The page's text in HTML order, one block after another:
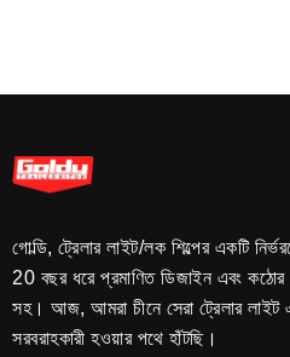
গোল্ডি, ট্রেলার লাইট/লক শিল্পের একটি
20 বছর ধরে প্রমাণিত ডিজাইন এবং কঠোর
সহ। আজ, আমরা চীনে সেরা ট্রেলার লাইট
সরবরাহকারী হওয়ার পথে হাঁটছি।